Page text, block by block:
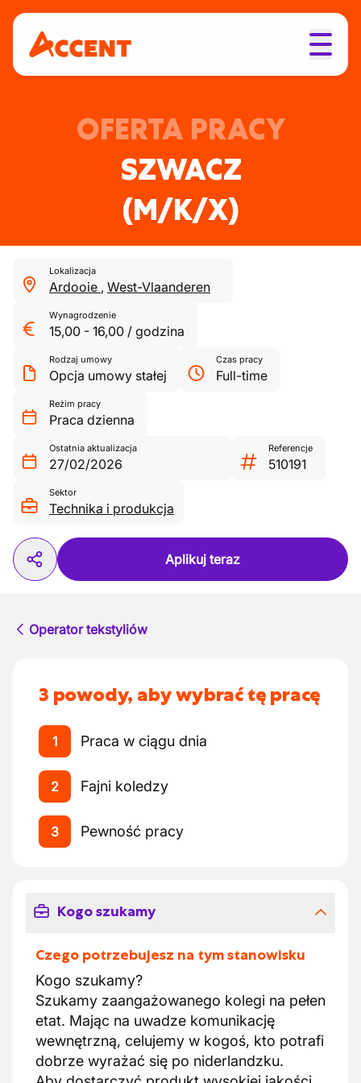
OFERTA PRACY
SZWACZ
(M/K/X)
Lokalizacja
Ardooie , West-Vlaanderen
Wynagrodzenie
15,00 - 16,00 / godzina
Rodzaj umowy
Opcja umowy stałej
Czas pracy
Full-time
Reżim pracy
Praca dzienna
Ostatnia aktualizacja
27/02/2026
Referencje
510191
Sektor
Technika i produkcja
Aplikuj teraz
Operator tekstyliów
3 powody, aby wybrać tę pracę
1 Praca w ciągu dnia
2 Fajni koledzy
3 Pewność pracy
Kogo szukamy
Czego potrzebujesz na tym stanowisku
Kogo szukamy?
Szukamy zaangażowanego kolegi na pełen
etat. Mając na uwadze komunikację
wewnętrzną, celujemy w kogoś, kto potrafi
dobrze wyrażać się po niderlandzku.